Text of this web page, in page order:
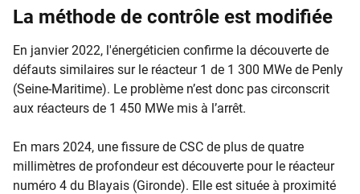
La méthode de contrôle est modifiée
En janvier 2022, l'énergéticien confirme la découverte de
défauts similaires sur le réacteur 1 de 1 300 MWe de Penly
(Seine-Maritime). Le problème n’est donc pas circonscrit
aux réacteurs de 1 450 MWe mis à l’arrêt.
En mars 2024, une fissure de CSC de plus de quatre
millimètres de profondeur est découverte pour le réacteur
numéro 4 du Blayais (Gironde). Elle est située à proximité